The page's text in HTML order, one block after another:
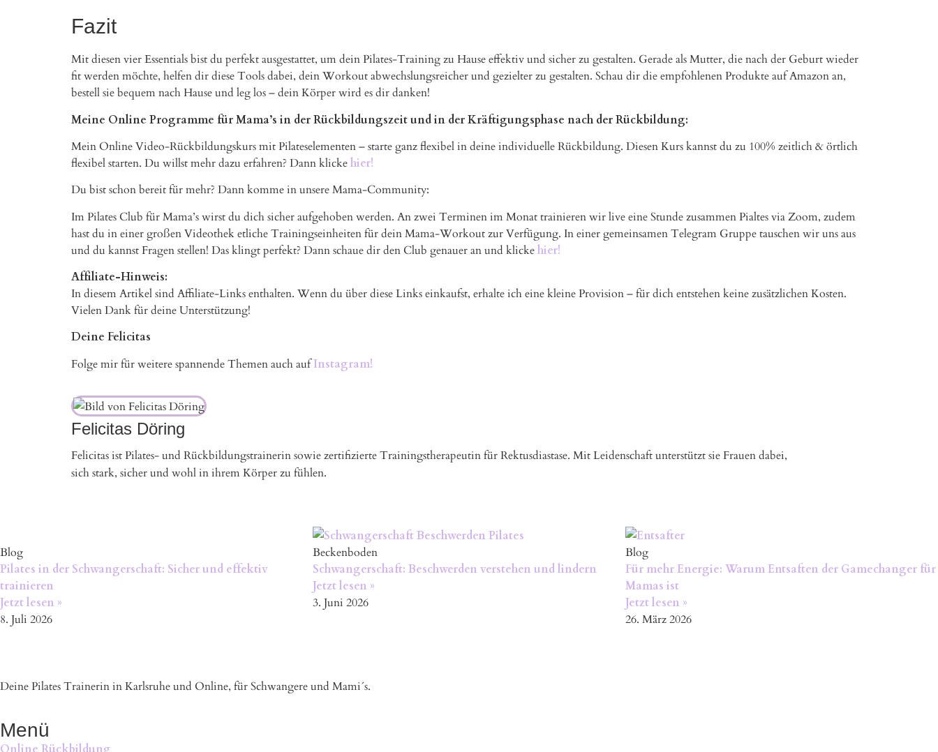
Fazit
Mit diesen vier Essentials bist du perfekt ausgestattet, um dein Pilates-Training zu Hause effektiv und sicher zu gestalten. Gerade als Mutter, die nach der Geburt wieder
fit werden möchte, helfen dir diese Tools dabei, dein Workout abwechslungsreicher und gezielter zu gestalten. Schau dir die empfohlenen Produkte auf Amazon an,
bestell sie bequem nach Hause und leg los – dein Körper wird es dir danken!
Meine Online Programme für Mama’s in der Rückbildungszeit und in der Kräftigungsphase nach der Rückbildung:
Mein Online Video-Rückbildungskurs mit Pilateselementen – starte ganz flexibel in deine individuelle Rückbildung. Diesen Kurs kannst du zu 100% zeitlich & örtlich
flexibel starten. Du willst mehr dazu erfahren? Dann klickehier!
Du bist schon bereit für mehr? Dann komme in unsere Mama-Community:
Im Pilates Club für Mama’s wirst du dich sicher aufgehoben werden. An zwei Terminen im Monat trainieren wir live eine Stunde zusammen Pialtes via Zoom, zudem
hast du in einer großen Videothek etliche Trainingseinheiten für dein Mama-Workout zur Verfügung. In einer gemeinsamen Telegram Gruppe tauschen wir uns aus
und du kannst Fragen stellen! Das klingt perfekt? Dann schaue dir den Club genauer an und klickehier!
Affiliate-Hinweis:
In diesem Artikel sind Affiliate-Links enthalten. Wenn du über diese Links einkaufst, erhalte ich eine kleine Provision – für dich entstehen keine zusätzlichen Kosten.
Vielen Dank für deine Unterstützung!
Deine Felicitas
Folge mir für weitere spannende Themen auch aufInstagram!
Felicitas Döring
Felicitas ist Pilates- und Rückbildungstrainerin sowie zertifizierte Trainingstherapeutin für Rektusdiastase. Mit Leidenschaft unterstützt sie Frauen dabei,
sich stark, sicher und wohl in ihrem Körper zu fühlen.
Blog
Pilates in der Schwangerschaft: Sicher und effektiv
trainieren
Jetzt lesen »
8. Juli 2026
Beckenboden
Schwangerschaft: Beschwerden verstehen und lindern
Jetzt lesen »
3. Juni 2026
Blog
Für mehr Energie: Warum Entsaften der Gamechanger für
Mamas ist
Jetzt lesen »
26. März 2026
Deine Pilates Trainerin in Karlsruhe und Online, für Schwangere und Mami´s.
Menü
Online Rückbildung